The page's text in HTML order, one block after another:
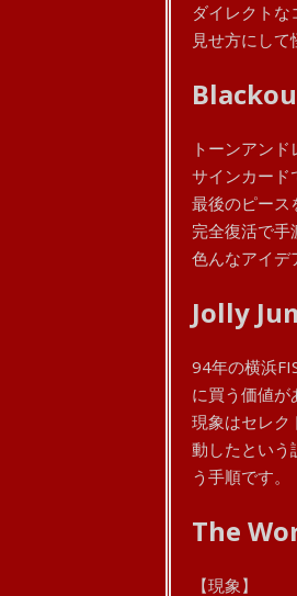
ダイレクト
見せ方にして
トーンアンド
サインカード
最後のピース
完全復活で手
色んなアイデ
Jolly
94年の横浜
に買う価値が
現象はセレク
動したという
う手順です。
The
【現象】